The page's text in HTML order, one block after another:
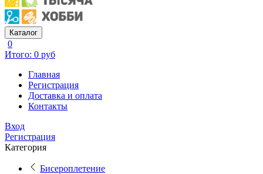
Каталог
0
Итого: 0 руб
Главная
Регистрация
Доставка и оплата
Контакты
Вход
Регистрация
Категория
Бисероплетение